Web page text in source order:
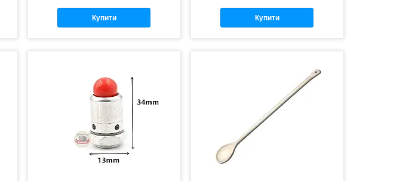
Купити Купити